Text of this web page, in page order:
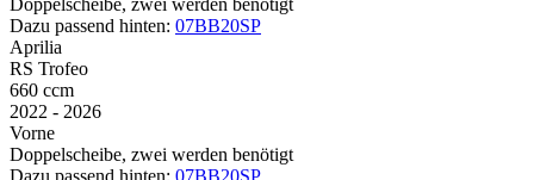
Dazu passend hinten: 07BB20SP
Aprilia
RS Trofeo
660 ccm
2022 - 2026
Vorne
Doppelscheibe, zwei werden benötigt
Dazu passend hinten: 07BB20SP